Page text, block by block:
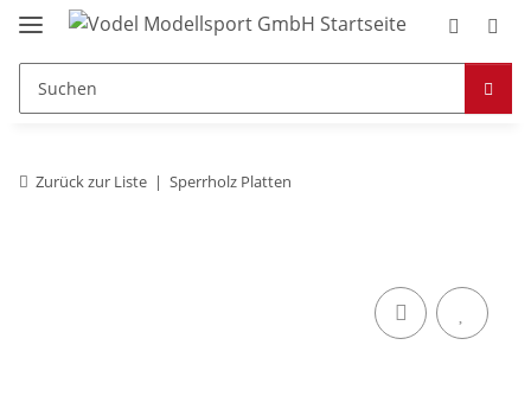
Zurück zur Liste Sperrholz Platten